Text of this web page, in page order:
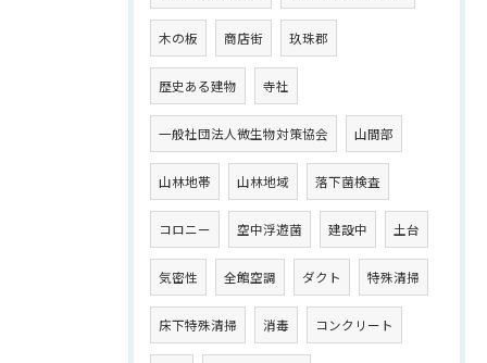
木の板 商店街 玖珠郡
歴史ある建物 寺社
一般社団法人微生物対策協会 山間部
山林地帯 山林地域 落下菌検査
コロニー 空中浮遊菌 建設中 土台
気密性 全館空調 ダクト 特殊清掃
床下特殊清掃 消毒 コンクリート